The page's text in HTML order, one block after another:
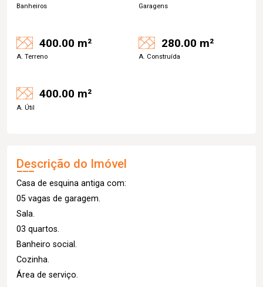
Banheiros Garagens
400.00 m²
A. Terreno
280.00 m²
A. Construída
400.00 m²
A. Útil
Descrição do Imóvel
Casa de esquina antiga com:
05 vagas de garagem.
Sala.
03 quartos.
Banheiro social.
Cozinha.
Área de serviço.